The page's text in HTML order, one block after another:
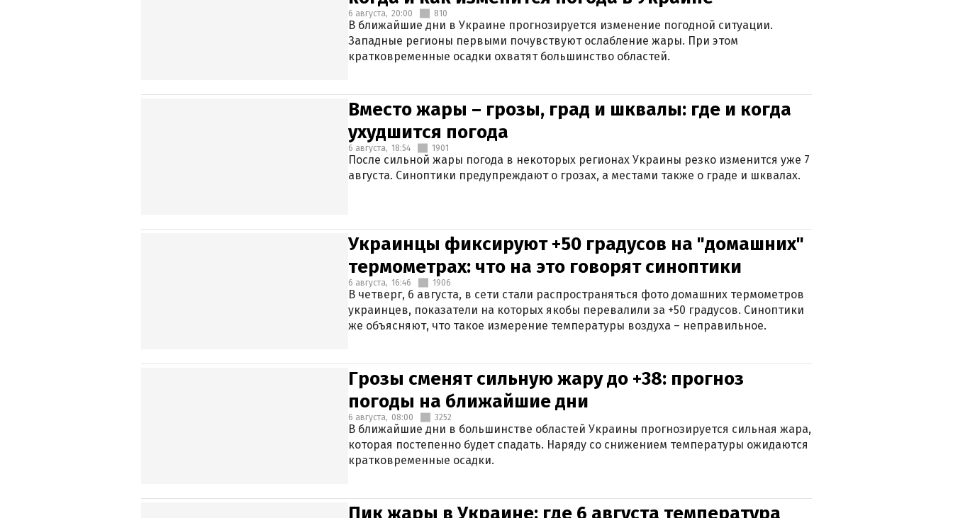
6 августа, 20:00 810
В ближайшие дни в Украине прогнозируется изменение погодной ситуации.
Западные регионы первыми почувствуют ослабление жары. При этом
кратковременные осадки охватят большинство областей.
Вместо жары – грозы, град и шквалы: где и когда
ухудшится погода
6 августа, 18:54 1901
После сильной жары погода в некоторых регионах Украины резко изменится уже 7
августа. Синоптики предупреждают о грозах, а местами также о граде и шквалах.
Украинцы фиксируют +50 градусов на "домашних"
термометрах: что на это говорят синоптики
6 августа, 16:46 1906
В четверг, 6 августа, в сети стали распространяться фото домашних термометров
украинцев, показатели на которых якобы перевалили за +50 градусов. Синоптики
же объясняют, что такое измерение температуры воздуха – неправильное.
Грозы сменят сильную жару до +38: прогноз
погоды на ближайшие дни
6 августа, 08:00 3252
В ближайшие дни в большинстве областей Украины прогнозируется сильная жара,
которая постепенно будет спадать. Наряду со снижением температуры ожидаются
кратковременные осадки.
Пик жары в Украине: где 6 августа температура